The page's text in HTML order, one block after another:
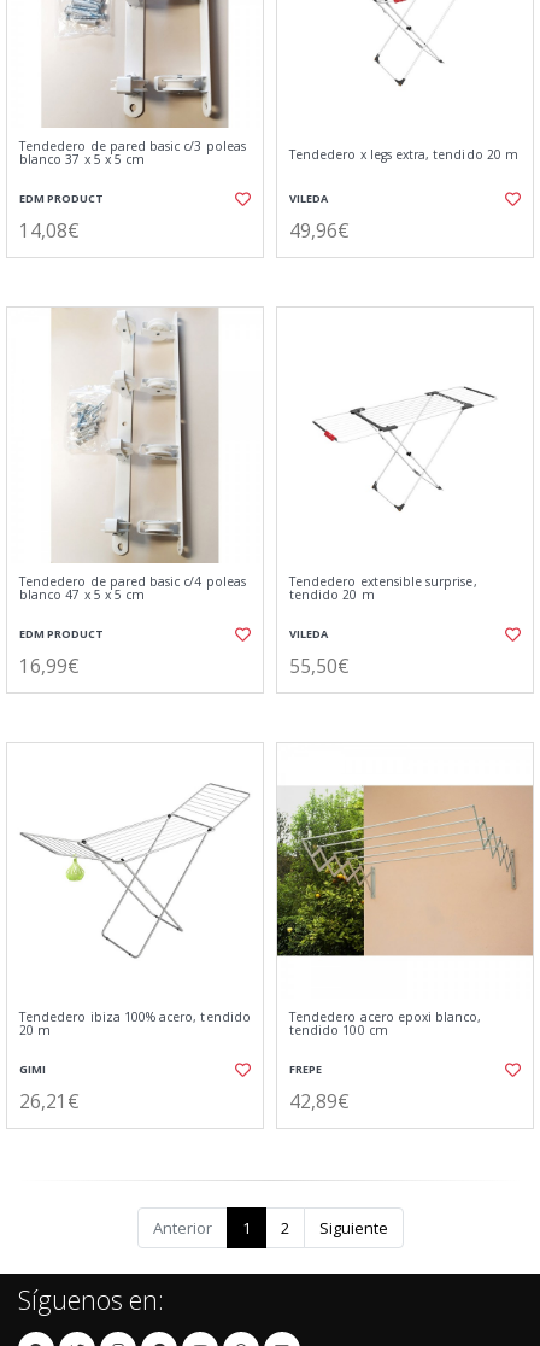
Tendedero de pared basic c/3 poleas
blanco 37 x 5 x 5 cm
EDM PRODUCT
14,08€
Tendedero x legs extra, tendido 20 m
VILEDA
49,96€
Tendedero de pared basic c/4 poleas
blanco 47 x 5 x 5 cm
EDM PRODUCT
16,99€
Tendedero extensible surprise,
tendido 20 m
VILEDA
55,50€
Tendedero ibiza 100% acero, tendido
20 m
GIMI
26,21€
Tendedero acero epoxi blanco,
tendido 100 cm
FREPE
42,89€
Anterior 1 2 Siguiente
Síguenos en: